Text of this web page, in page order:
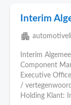
Interim
apartment
Interim
Component
Executive
/
Holding Klant: